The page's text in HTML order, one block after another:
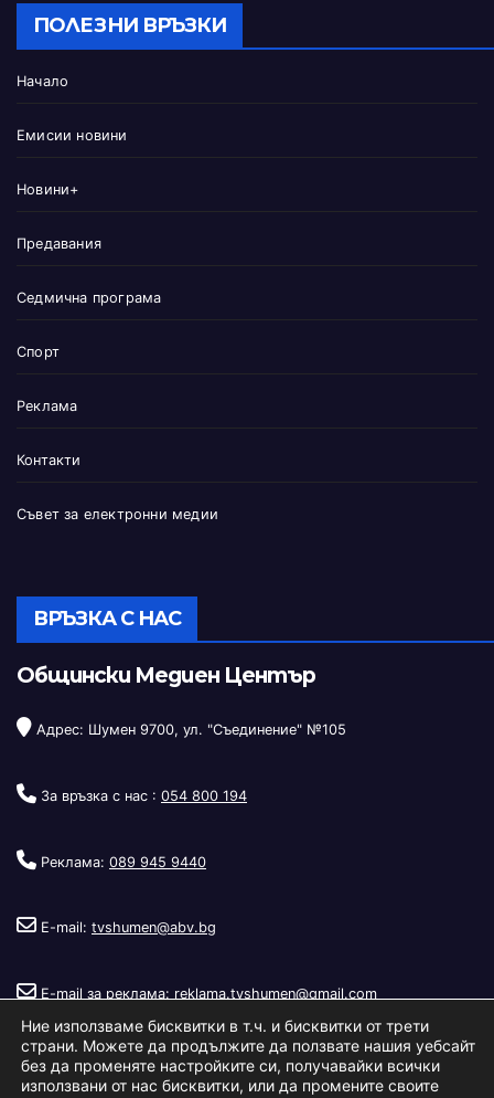
ПОЛЕЗНИ ВРЪЗКИ
Начало
Емисии новини
Новини+
Предавания
Седмична програма
Спорт
Реклама
Контакти
Съвет за електронни медии
ВРЪЗКА С НАС
Общински Медиен Център
Адрес: Шумен 9700, ул. "Съединение" №105
За връзка с нас : 054 800 194
Реклама: 089 945 9440
E-mail: tvshumen@abv.bg
E-mail за реклама: reklama.tvshumen@gmail.com
Ние използваме бисквитки в т.ч. и бисквитки от трети
страни. Можете да продължите да ползвате нашия уебсайт
без да променяте настройките си, получавайки всички
използвани от нас бисквитки, или да промените своите